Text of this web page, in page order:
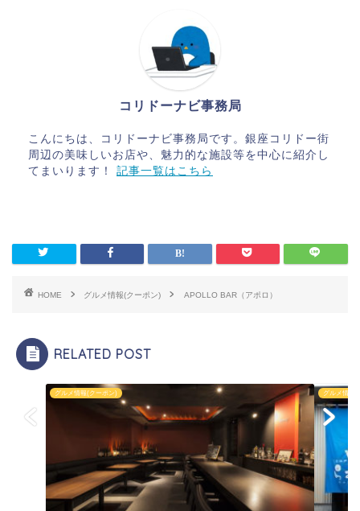
コリドーナビ事務局
こんにちは、コリドーナビ事務局です。銀座コリドー街
周辺の美味しいお店や、魅力的な施設等を中心に紹介し
てまいります！ 記事一覧はこちら
HOME グルメ情報(クーポン) APOLLO BAR（アポロ）
RELATED POST
グルメ情報(クーポン) グルメ情報(